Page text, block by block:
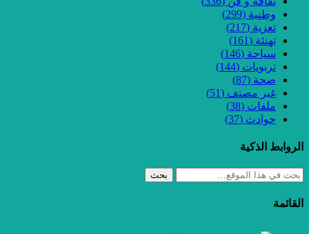
وطنية (299)
تعزية (217)
تهنئة (161)
سياحة (146)
تربويات (144)
صحة (87)
غير مصنف (51)
ملفات (38)
حوادث (37)
الروابط الذكية
بحث
القائمة